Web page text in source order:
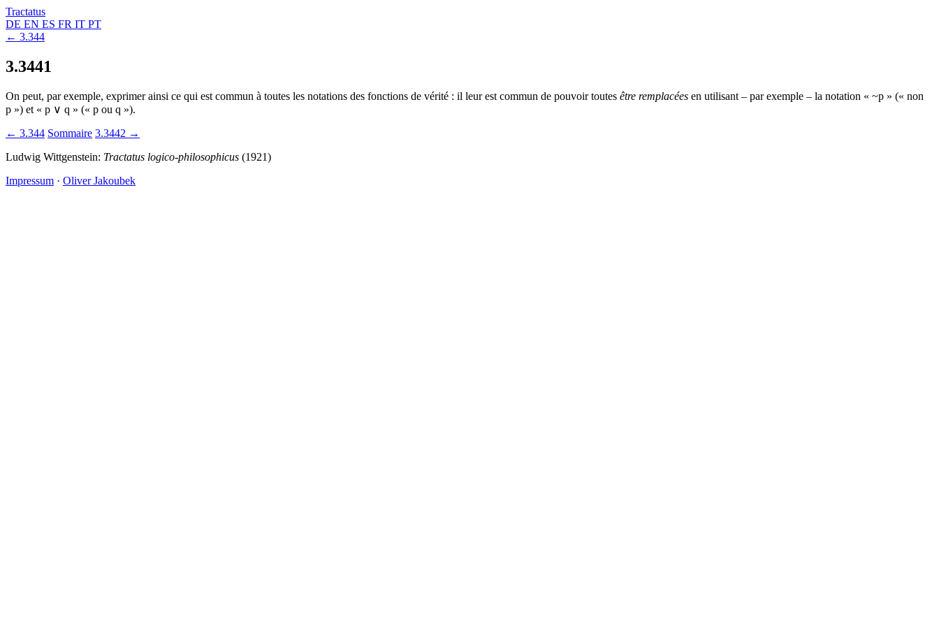
Tractatus
DE EN ES FR IT PT
← 3.344
3.3441
On peut, par exemple, exprimer ainsi ce qui est commun à toutes les notations des fonctions de vérité : il leur est commun de pouvoir toutes être remplacées en utilisant – par exemple – la notation « ~p » (« non
p ») et « p ∨ q » (« p ou q »).
← 3.344 Sommaire 3.3442 →
Ludwig Wittgenstein: Tractatus logico-philosophicus (1921)
Impressum · Oliver Jakoubek